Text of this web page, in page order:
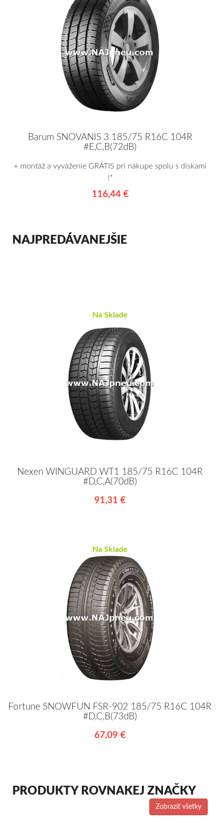
Barum SNOVANIS 3 185/75 R16C 104R
#E,C,B(72dB)
+ montáž a vyváženie GRÁTIS pri nákupe spolu s diskami
!*
116,44 €
NAJPREDÁVANEJŠIE
Na Sklade
Nexen WINGUARD WT1 185/75 R16C 104R
#D,C,A(70dB)
91,31 €
Na Sklade
Fortune SNOWFUN FSR-902 185/75 R16C 104R
#D,C,B(73dB)
67,09 €
PRODUKTY ROVNAKEJ ZNAČKY
Zobraziť všetky